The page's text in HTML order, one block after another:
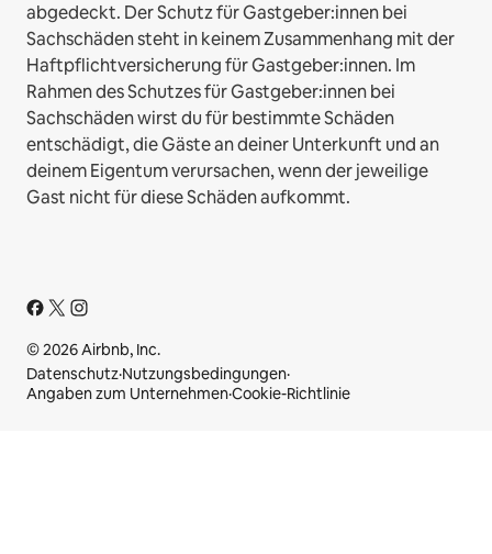
abgedeckt. Der Schutz für Gastgeber:innen bei
Sachschäden steht in keinem Zusammenhang mit der
Haftpflichtversicherung für Gastgeber:innen. Im
Rahmen des Schutzes für Gastgeber:innen bei
Sachschäden wirst du für bestimmte Schäden
entschädigt, die Gäste an deiner Unterkunft und an
deinem Eigentum verursachen, wenn der jeweilige
Gast nicht für diese Schäden aufkommt.
© 2026 Airbnb, Inc.
Datenschutz·Nutzungsbedingungen·
Angaben zum Unternehmen·Cookie-Richtlinie